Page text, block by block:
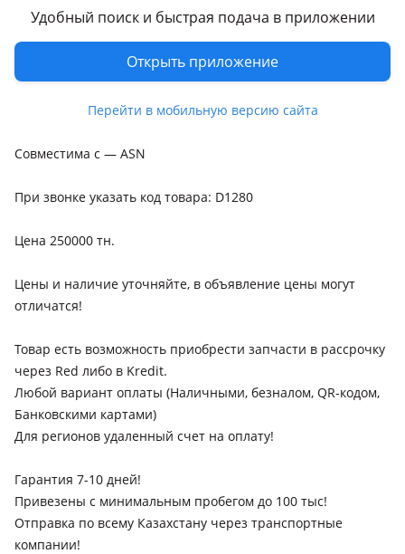
Удобный поиск и быстрая подача в приложении
Открыть приложение
Перейти в мобильную версию сайта
Описание товара: АКПП
Маркировка двигателя — BBJ
Маркировка кпп — 5HP-19 GBH
Совместима с — ASN
При звонке указать код товара: D1280
Цена 250000 тн.
Цены и наличие уточняйте, в объявление цены могут
отличатся!
Товар есть возможность приобрести запчасти в рассрочку
через Red либо в Kredit.
Любой вариант оплаты (Наличными, безналом, QR-кодом,
Банковскими картами)
Для регионов удаленный счет на оплату!
Гарантия 7-10 дней!
Привезены с минимальным пробегом до 100 тыс!
Отправка по всему Казахстану через транспортные
компании!